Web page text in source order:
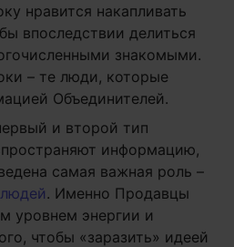
нравится накапливать
впоследствии делиться
знакомыми.
– те люди, которые
Объединителей.
и второй тип
информацию,
самая важная роль –
. Именно Продавцы
уровнем энергии и
чтобы «заразить» идеей